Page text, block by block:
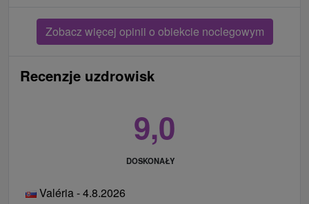
Zobacz więcej opinii o obiekcie noclegowym
Recenzje uzdrowisk
9,0
DOSKONAŁY
Valéria - 4.8.2026